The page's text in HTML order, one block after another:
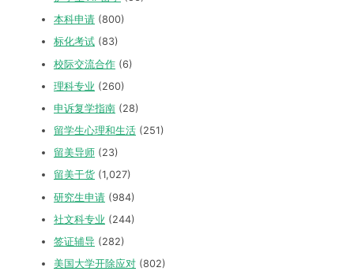
本科申请 (800)
标化考试 (83)
校际交流合作 (6)
理科专业 (260)
申诉复学指南 (28)
留学生心理和生活 (251)
留美导师 (23)
留美干货 (1,027)
研究生申请 (984)
社文科专业 (244)
签证辅导 (282)
美国大学开除应对 (802)